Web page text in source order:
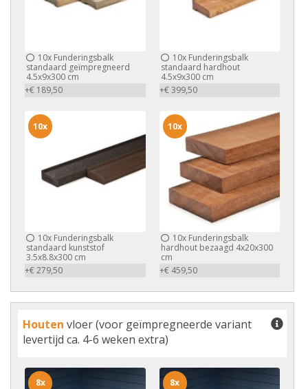
10x Funderingsbalk
standaard geïmpregneerd
4.5x9x300 cm
+€ 189,50
10xFunderingsbalk
standaard hardhout
4.5x9x300 cm
+€ 399,50
10x Funderingsbalk
standaard kunststof
3.5x8.8x300 cm
+€ 279,50
10x
10xFunderingsbalk
hardhout bezaagd 4x20x300
cm
+€ 459,50
10x
Houten vloer (voor geïmpregneerde variant
levertijd ca. 4-6 weken extra)
8x 8x